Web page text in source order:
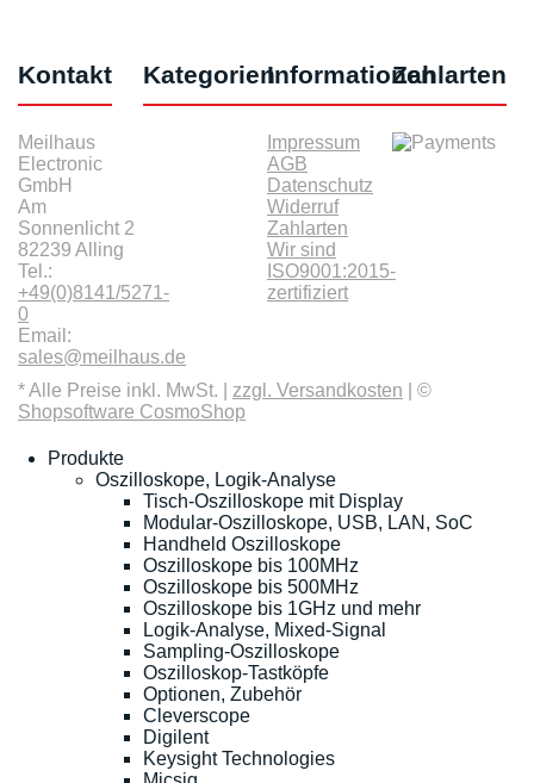
Kontakt
Meilhaus
Electronic
GmbH
Am
Sonnenlicht 2
82239 Alling
Tel.:
+49(0)8141/5271-
0
Email:
sales@meilhaus.de
KategorienInformationen
Impressum
AGB
Datenschutz
Widerruf
Zahlarten
Wir sind
ISO9001:2015-
zertifiziert
Zahlarten
* Alle Preise inkl. MwSt. | zzgl. Versandkosten | ©
Shopsoftware CosmoShop
Produkte
Oszilloskope, Logik-Analyse
Tisch-Oszilloskope mit Display
Modular-Oszilloskope, USB, LAN, SoC
Handheld Oszilloskope
Oszilloskope bis 100MHz
Oszilloskope bis 500MHz
Oszilloskope bis 1GHz und mehr
Logik-Analyse, Mixed-Signal
Sampling-Oszilloskope
Oszilloskop-Tastköpfe
Optionen, Zubehör
Cleverscope
Digilent
Keysight Technologies